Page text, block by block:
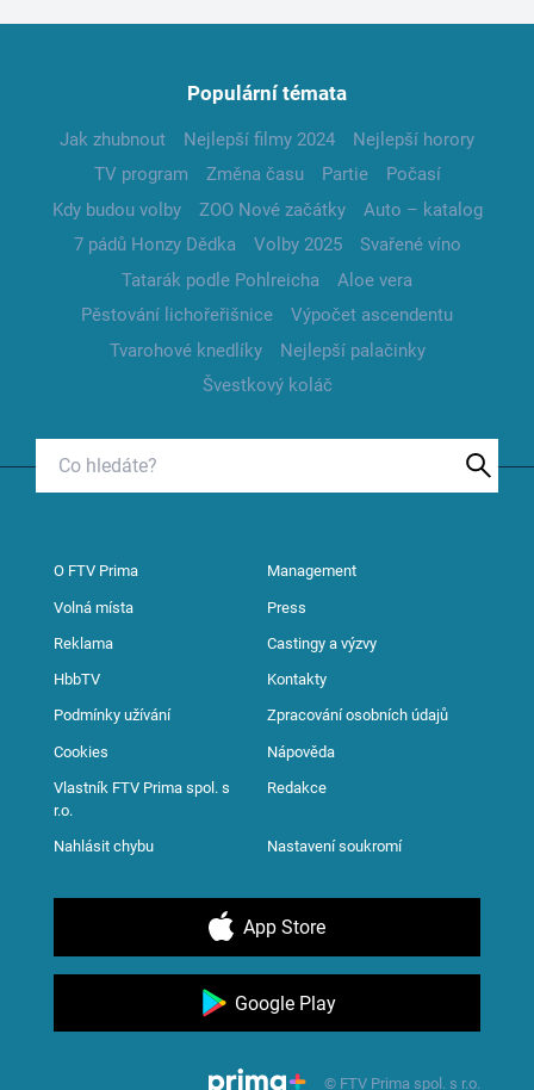
Populární témata
Jak zhubnout Nejlepší filmy 2024
Nejlepší horory
TV program
Změna času Partie
Počasí
Kdy budou volby
ZOO Nové začátky
Auto – katalog
7 pádů Honzy Dědka
Volby 2025
Svařené víno
Tatarák podle Pohlreicha
Aloe vera
Pěstování lichořeřišnice
Výpočet ascendentu
Tvarohové knedlíky
Nejlepší palačinky
Švestkový koláč
O FTV Prima Management
Volná místa Press
Reklama Castingy a výzvy
HbbTV Kontakty
Podmínky užívání Zpracování osobních údajů
Cookies Nápověda
Vlastník FTV Prima spol. s
r.o.
Redakce
Nahlásit chybu Nastavení soukromí
App Store
Google Play
© FTV Prima spol. s r.o.